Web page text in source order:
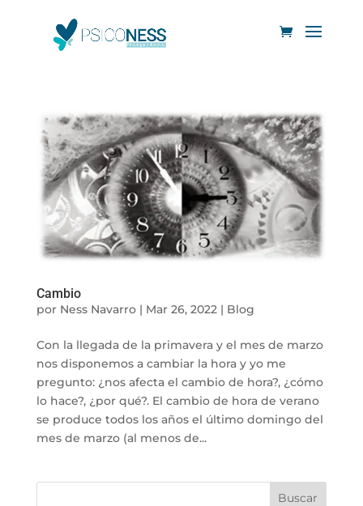
Cambio
por Ness Navarro| Mar 26, 2022| Blog
Con la llegada de la primavera y el mes de marzo
nos disponemos a cambiar la hora y yo me
pregunto: ¿nos afecta el cambio de hora?, ¿cómo
lo hace?, ¿por qué?. El cambio de hora de verano
se produce todos los años el último domingo del
mes de marzo (al menos de...
Buscar